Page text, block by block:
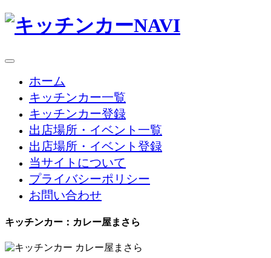
ホーム
キッチンカー一覧
キッチンカー登録
出店場所・イベント一覧
出店場所・イベント登録
当サイトについて
プライバシーポリシー
お問い合わせ
キッチンカー：カレー屋まさら